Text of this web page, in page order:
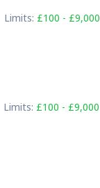
Limits: £100 - £9,000
Limits: £100 - £9,000